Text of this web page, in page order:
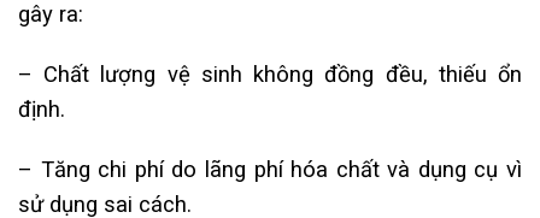
gây ra:
– Chất lượng vệ sinh không đồng đều, thiếu ổn
định.
– Tăng chi phí do lãng phí hóa chất và dụng cụ vì
sử dụng sai cách.